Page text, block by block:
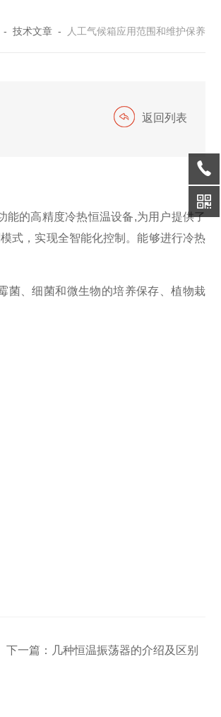
- 技术文章 - 人工气候箱应用范围和维护保养
返回列表
能的高精度冷热恒温设备,为用户提供了
式，实现全智能化控制。能够进行冷热
菌、细菌和微生物的培养保存、植物栽
下一篇： 几种恒温振荡器的介绍及区别